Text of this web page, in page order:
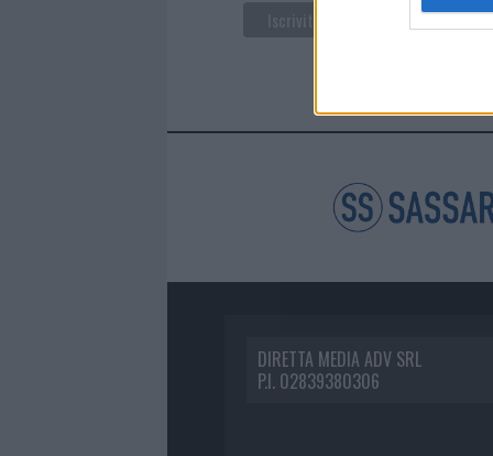
DIRETTA MEDIA ADV SRL
P.I. 02839380306